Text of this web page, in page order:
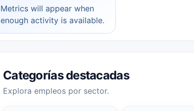
Metrics will appear when
enough activity is available.
Categorías destacadas
Explora empleos por sector.